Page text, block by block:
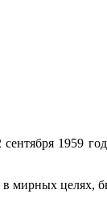
1959
мирных целях,